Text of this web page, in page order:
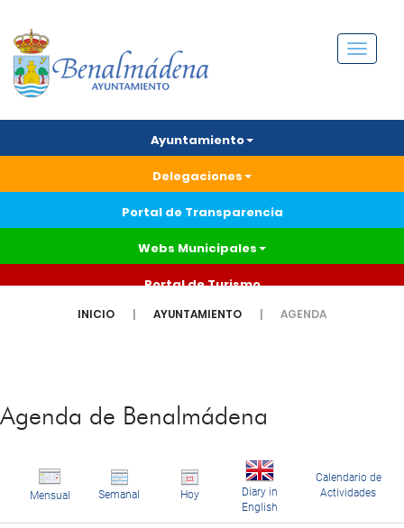
Menú
Ayuntamiento
Delegaciones
Portal de Transparencia
Webs Municipales
Portal de Turismo
INICIO AYUNTAMIENTO AGENDA
Agenda de Benalmádena
Mensual Semanal Hoy
Diary in
English
Calendario de
Actividades